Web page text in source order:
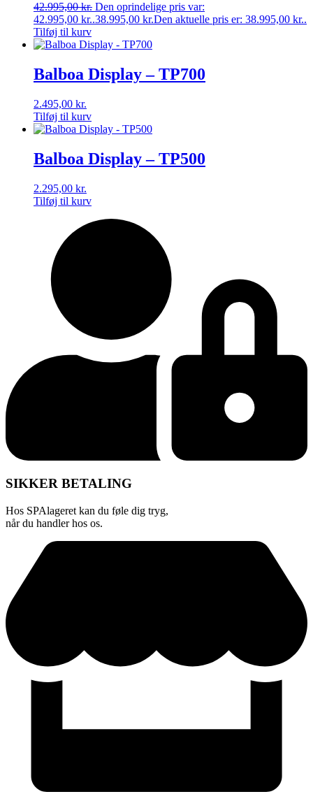
42.995,00kr. Den oprindelige pris var:
42.995,00 kr..38.995,00 kr.Den aktuelle pris er: 38.995,00 kr..
Tilføj til kurv
Balboa Display – TP700
2.495,00 kr.
Tilføj til kurv
Balboa Display – TP500
2.295,00 kr.
Tilføj til kurv
SIKKER BETALING
Hos SPAlageret kan du føle dig tryg,
når du handler hos os.